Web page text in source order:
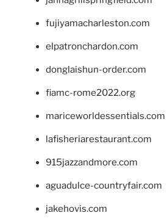
fujiyamacharleston.com
elpatronchardon.com
donglaishun-order.com
fiamc-rome2022.org
mariceworldessentials.com
lafisheriarestaurant.com
915jazzandmore.com
aguadulce-countryfair.com
jakehovis.com